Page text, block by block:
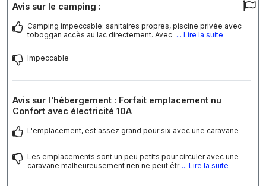
Avis sur le camping :
Camping impeccable: sanitaires propres, piscine privée avec
toboggan accès au lac directement. Avec ... Lire la suite
Impeccable
Avis sur l'hébergement : Forfait emplacement nu
Confort avec électricité 10A
L'emplacement, est assez grand pour six avec une caravane
Les emplacements sont un peu petits pour circuler avec une
caravane malheureusement rien ne peut êtr ... Lire la suite